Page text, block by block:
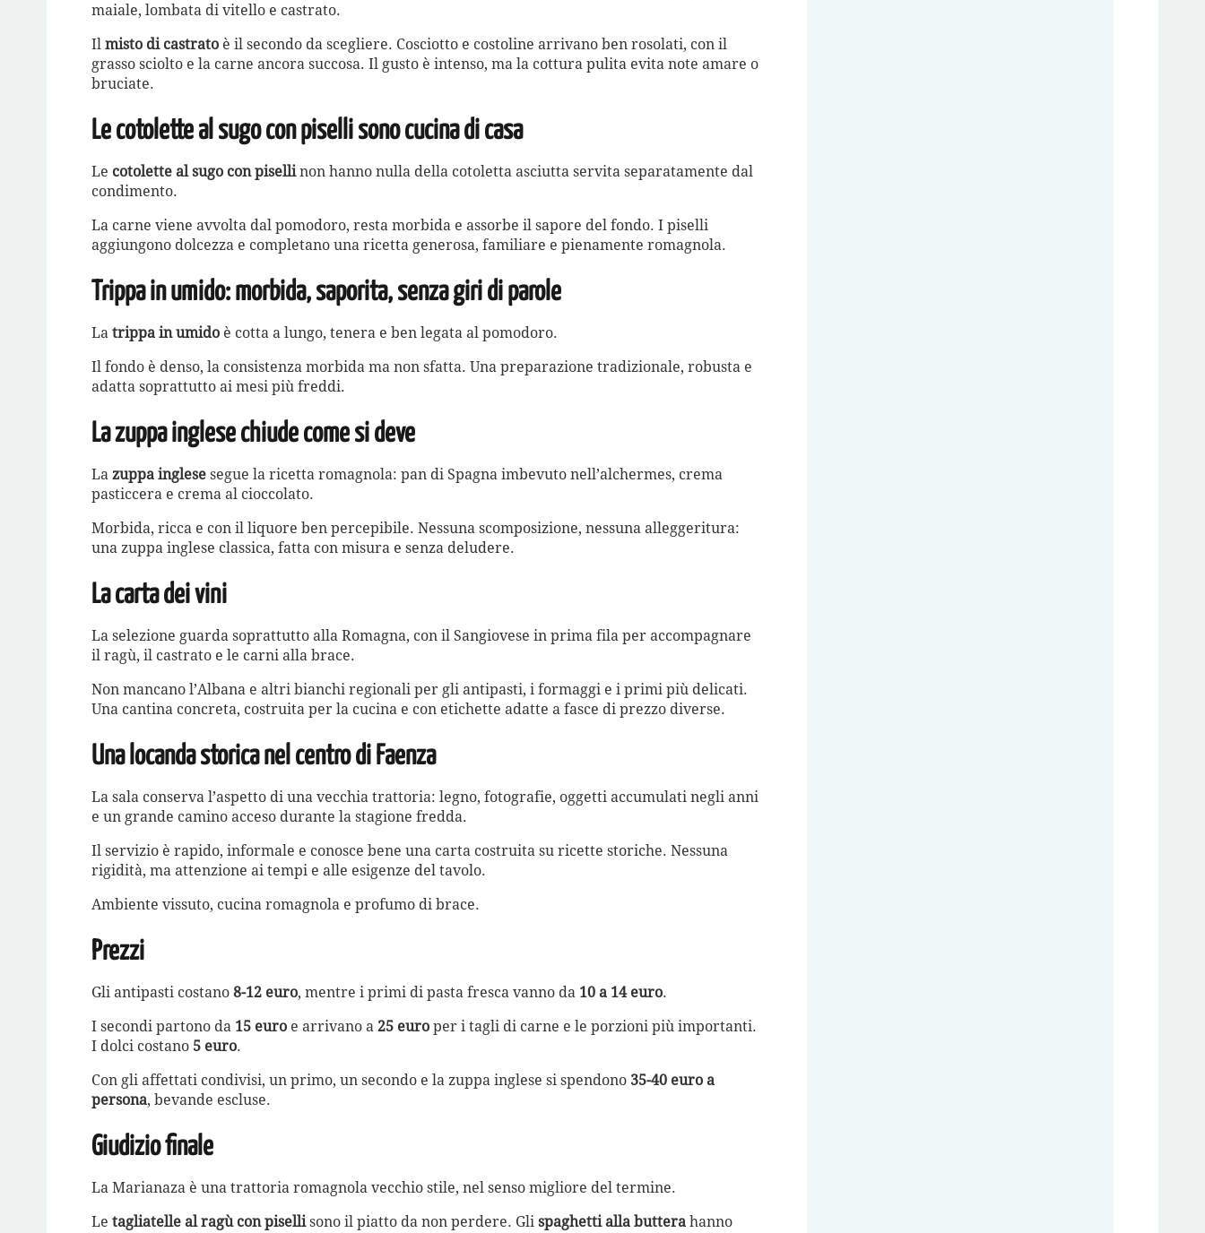
maiale, lombata di vitello e castrato.
Il misto di castrato è il secondo da scegliere. Cosciotto e costoline arrivano ben rosolati, con il
grasso sciolto e la carne ancora succosa. Il gusto è intenso, ma la cottura pulita evita note amare o
bruciate.
Le cotolette al sugo con piselli sono cucina di casa
Le cotolette al sugo con pisellinon hanno nulla della cotoletta asciutta servita separatamente dal
condimento.
La carne viene avvolta dal pomodoro, resta morbida e assorbe il sapore del fondo. I piselli
aggiungono dolcezza e completano una ricetta generosa, familiare e pienamente romagnola.
Trippa in umido: morbida, saporita, senza giri di parole
La trippa in umido è cotta a lungo, tenera e ben legata al pomodoro.
Il fondo è denso, la consistenza morbida ma non sfatta. Una preparazione tradizionale, robusta e
adatta soprattutto ai mesi più freddi.
La zuppa inglese chiude come si deve
La zuppa inglese segue la ricetta romagnola: pan di Spagna imbevuto nell’alchermes, crema
pasticcera e crema al cioccolato.
Morbida, ricca e con il liquore ben percepibile. Nessuna scomposizione, nessuna alleggeritura:
una zuppa inglese classica, fatta con misura e senza deludere.
La carta dei vini
La selezione guarda soprattutto alla Romagna, con il Sangiovese in prima fila per accompagnare
il ragù, il castrato e le carni alla brace.
Non mancano l’Albana e altri bianchi regionali per gli antipasti, i formaggi e i primi più delicati.
Una cantina concreta, costruita per la cucina e con etichette adatte a fasce di prezzo diverse.
Una locanda storica nel centro di Faenza
La sala conserva l’aspetto di una vecchia trattoria: legno, fotografie, oggetti accumulati negli anni
e un grande camino acceso durante la stagione fredda.
Il servizio è rapido, informale e conosce bene una carta costruita su ricette storiche. Nessuna
rigidità, ma attenzione ai tempi e alle esigenze del tavolo.
Ambiente vissuto, cucina romagnola e profumo di brace.
Prezzi
Gli antipasti costano 8-12 euro, mentre i primi di pasta fresca vanno da 10 a 14 euro.
I secondi partono da 15 euro e arrivano a 25 euro per i tagli di carne e le porzioni più importanti.
I dolci costano 5 euro.
Con gli affettati condivisi, un primo, un secondo e la zuppa inglese si spendono 35-40 euro a
persona, bevande escluse.
Giudizio finale
La Marianaza è una trattoria romagnola vecchio stile, nel senso migliore del termine.
Le tagliatelle al ragù con pisellisono il piatto da non perdere. Gli spaghetti alla buttera hanno